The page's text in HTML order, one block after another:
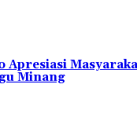
Apresiasi
Minang